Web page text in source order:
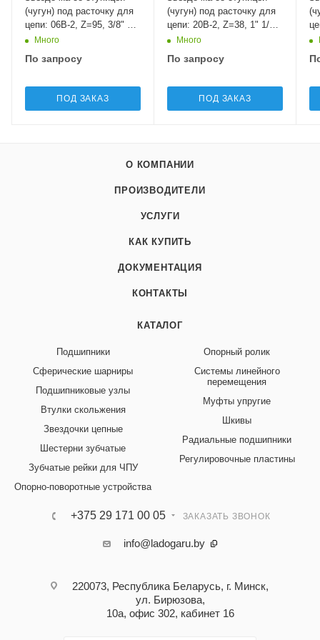
(чугун) под расточку для
цепи: 06B-2, Z=95, 3/8" x
7/32" RD05095 Sati
Много
По запросу
ПОД ЗАКАЗ
(чугун) под расточку для
цепи: 20B-2, Z=38, 1" 1/4 x
3/4" RD13038 Sati
Много
По запросу
ПОД ЗАКАЗ
3/
О КОМПАНИИ
ПРОИЗВОДИТЕЛИ
УСЛУГИ
КАК КУПИТЬ
ДОКУМЕНТАЦИЯ
КОНТАКТЫ
КАТАЛОГ
Подшипники
Сферические шарниры
Подшипниковые узлы
Втулки скольжения
Звездочки цепные
Шестерни зубчатые
Зубчатые рейки для ЧПУ
Опорно-поворотные устройства
Опорный ролик
Системы линейного
перемещения
Муфты упругие
Шкивы
Радиальные подшипники
Регулировочные пластины
+375 29 171 00 05 ЗАКАЗАТЬ ЗВОНОК
info@ladogaru.by
220073, Республика Беларусь, г. Минск,
ул. Бирюзова,
10а, офис 302, кабинет 16